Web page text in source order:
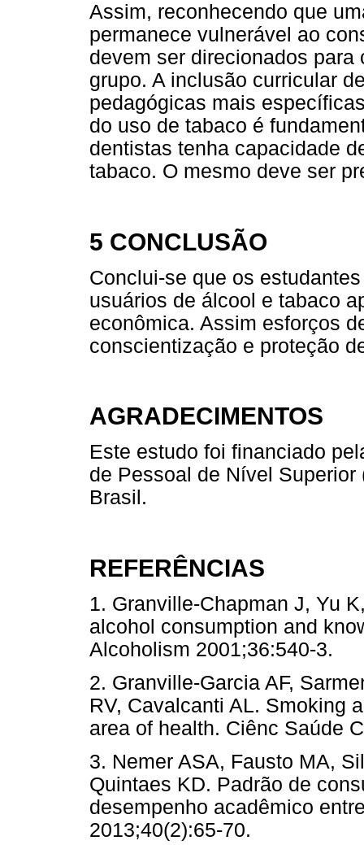
Assim, reconhecendo que
permanece vulnerável ao
devem ser direcionados
grupo. A inclusão curricular
pedagógicas mais
do uso de tabaco é
dentistas tenha capacidade
tabaco. O mesmo deve ser
5 CONCLUSÃO
Conclui-se que os
usuários de álcool e tabaco
econômica. Assim esforços
conscientização e proteção
AGRADECIMENTOS
Este estudo foi financiado
de Pessoal de Nível
Brasil.
REFERÊNCIAS
1. Granville-Chapman J, Yu
alcohol consumption and
Alcoholism
2. Granville-Garcia AF,
RV, Cavalcanti AL. Smoking
area of health. Ciênc Saúde
3. Nemer ASA, Fausto MA,
Quintaes KD. Padrão de
desempenho acadêmico
2013;40(2):65-70.